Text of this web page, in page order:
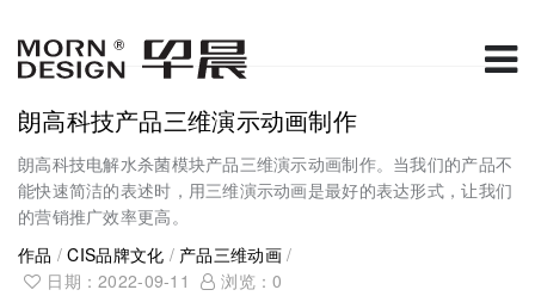
朗高科技产品三维演示动画制作
朗高科技电解水杀菌模块产品三维演示动画制作。当我们的产品不
能快速简洁的表述时，用三维演示动画是最好的表达形式，让我们
的营销推广效率更高。
作品 /CIS品牌文化 / 产品三维动画/
日期：2022-09-11
浏览：0